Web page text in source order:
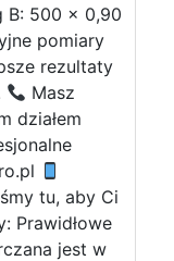
B: 500 x 0,90
pomiary
rezultaty
Masz
działem
tu, aby Ci
Prawidłowe
jest w